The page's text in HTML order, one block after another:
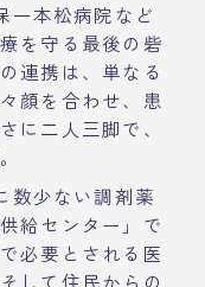
一本松病院など
を守る最後の砦
連携は、単なる
顔を合わせ、患
に二人三脚で、
数少ない調剤薬
給センター」で
必要とされる医
して住民からの